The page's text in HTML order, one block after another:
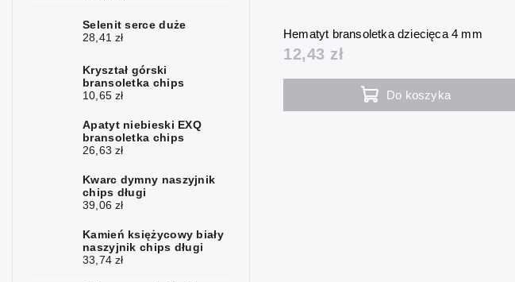
Selenit serce duże
28,41 zł
Kryształ górski
bransoletka chips
10,65 zł
Apatyt niebieski EXQ
bransoletka chips
26,63 zł
Kwarc dymny naszyjnik
chips długi
39,06 zł
Kamień księżycowy biały
naszyjnik chips długi
33,74 zł
Hematyt bransoletka dziecięca 4 mm
12,43 zł
Do koszyka